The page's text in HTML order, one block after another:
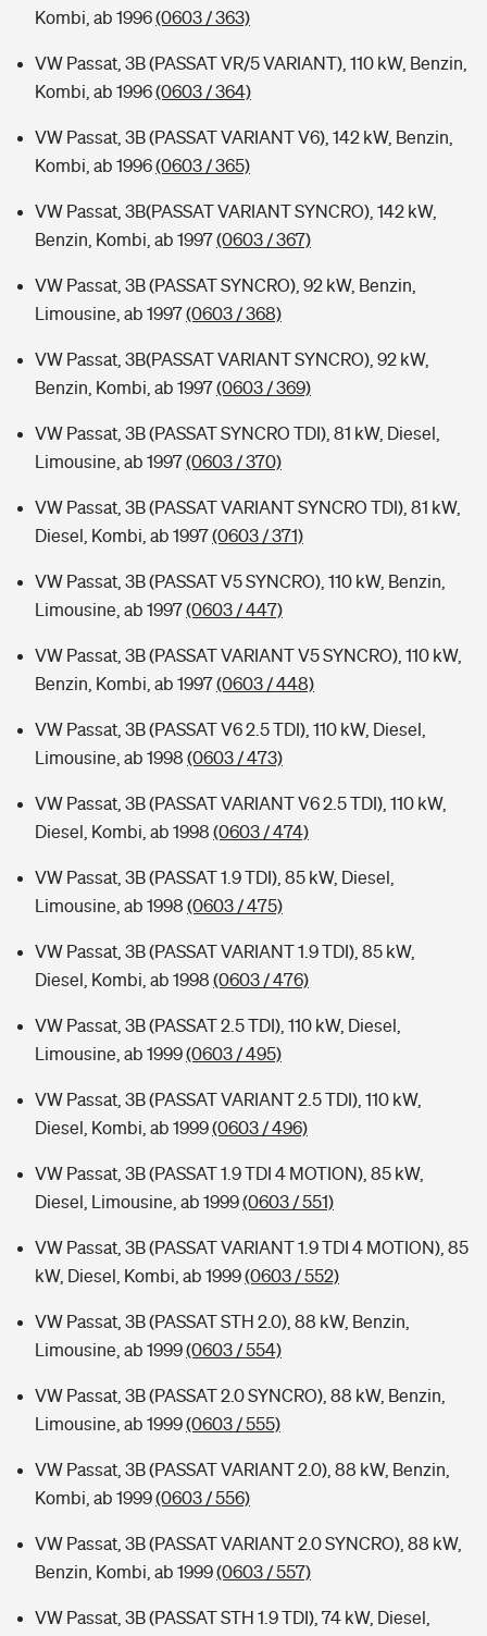
Kombi, ab 1996(0603 / 363)
VW Passat, 3B (PASSAT VR/5 VARIANT), 110 kW, Benzin,
Kombi, ab 1996(0603 / 364)
VW Passat, 3B (PASSAT VARIANT V6), 142 kW, Benzin,
Kombi, ab 1996(0603 / 365)
VW Passat, 3B(PASSAT VARIANT SYNCRO), 142 kW,
Benzin, Kombi, ab 1997(0603 / 367)
VW Passat, 3B (PASSAT SYNCRO), 92 kW, Benzin,
Limousine, ab 1997(0603 / 368)
VW Passat, 3B(PASSAT VARIANT SYNCRO), 92 kW,
Benzin, Kombi, ab 1997(0603 / 369)
VW Passat, 3B (PASSAT SYNCRO TDI), 81 kW, Diesel,
Limousine, ab 1997(0603 / 370)
VW Passat, 3B (PASSAT VARIANT SYNCRO TDI), 81 kW,
Diesel, Kombi, ab 1997(0603 / 371)
VW Passat, 3B (PASSAT V5 SYNCRO), 110 kW, Benzin,
Limousine, ab 1997(0603 / 447)
VW Passat, 3B (PASSAT VARIANT V5 SYNCRO), 110 kW,
Benzin, Kombi, ab 1997(0603 / 448)
VW Passat, 3B (PASSAT V6 2.5 TDI), 110 kW, Diesel,
Limousine, ab 1998 (0603 / 473)
VW Passat, 3B (PASSAT VARIANT V6 2.5 TDI), 110 kW,
Diesel, Kombi, ab 1998 (0603 / 474)
VW Passat, 3B (PASSAT 1.9 TDI), 85 kW, Diesel,
Limousine, ab 1998 (0603 / 475)
VW Passat, 3B (PASSAT VARIANT 1.9 TDI), 85 kW,
Diesel, Kombi, ab 1998 (0603 / 476)
VW Passat, 3B (PASSAT 2.5 TDI), 110 kW, Diesel,
Limousine, ab 1999(0603 / 495)
VW Passat, 3B (PASSAT VARIANT 2.5 TDI), 110 kW,
Diesel, Kombi, ab 1999(0603 / 496)
VW Passat, 3B (PASSAT 1.9 TDI 4 MOTION), 85 kW,
Diesel, Limousine, ab 1999(0603 / 551)
VW Passat, 3B (PASSAT VARIANT 1.9 TDI 4 MOTION), 85
kW, Diesel, Kombi, ab 1999(0603 / 552)
VW Passat, 3B (PASSAT STH 2.0), 88 kW, Benzin,
Limousine, ab 1999(0603 / 554)
VW Passat, 3B (PASSAT 2.0 SYNCRO), 88 kW, Benzin,
Limousine, ab 1999(0603 / 555)
VW Passat, 3B (PASSAT VARIANT 2.0), 88 kW, Benzin,
Kombi, ab 1999(0603 / 556)
VW Passat, 3B (PASSAT VARIANT 2.0 SYNCRO), 88 kW,
Benzin, Kombi, ab 1999(0603 / 557)
VW Passat, 3B (PASSAT STH 1.9 TDI), 74 kW, Diesel,